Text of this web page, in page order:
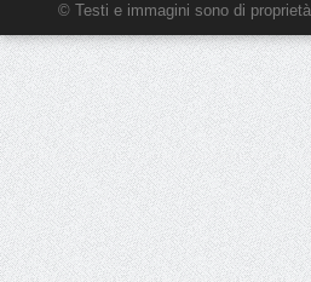
© Testi e immagini sono di